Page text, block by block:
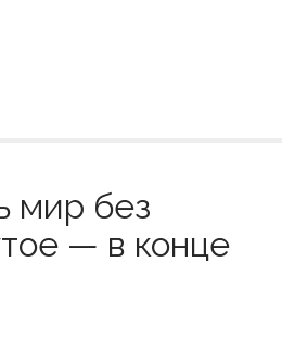
мир без
— в конце